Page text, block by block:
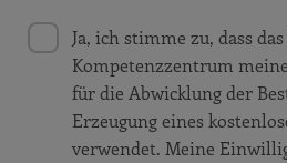
Ja, ich stimme zu, dass
Kompetenzzentrum
für die Abwicklung der
Erzeugung eines
verwendet. Meine